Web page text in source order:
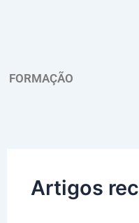
FORMAÇÃO
Artigos
u